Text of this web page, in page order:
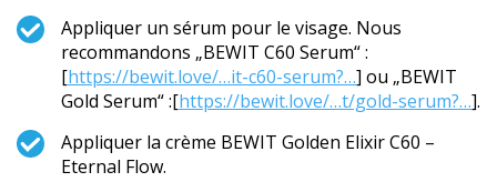
Appliquer un sérum pour le visage. Nous
recommandons „BEWIT C60 Serum“ :
[https://bewit.love/…it-c60-serum?…] ou „BEWIT
Gold Serum“ :[https://bewit.love/…t/gold-serum?…].
Appliquer la crème BEWIT Golden Elixir C60 –
Eternal Flow.